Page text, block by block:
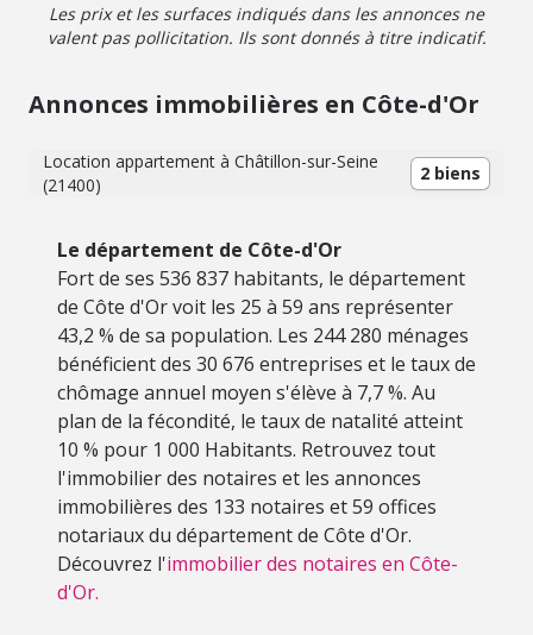
Les prix et les surfaces indiqués dans les annonces ne
valent pas pollicitation. Ils sont donnés à titre indicatif.
Annonces immobilières en Côte-d'Or
Location appartement à Châtillon-sur-Seine
(21400)
2 biens
Le département de Côte-d'Or
Fort de ses 536 837 habitants, le département
de Côte d'Or voit les 25 à 59 ans représenter
43,2 % de sa population. Les 244 280 ménages
bénéficient des 30 676 entreprises et le taux de
chômage annuel moyen s'élève à 7,7 %. Au
plan de la fécondité, le taux de natalité atteint
10 % pour 1 000 Habitants. Retrouvez tout
l'immobilier des notaires et les annonces
immobilières des 133 notaires et 59 offices
notariaux du département de Côte d'Or.
Découvrez l'immobilier des notaires en Côte-
d'Or.